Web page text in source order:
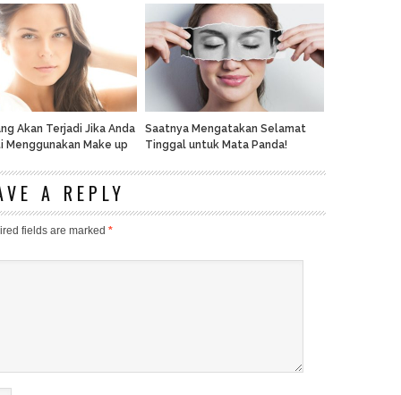
Akan Terjadi Jika Anda
Menggunakan Make up
Saatnya Mengatakan Selamat
Tinggal untuk Mata Panda!
A REPLY
fields are marked *